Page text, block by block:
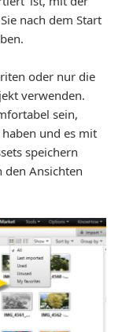
nach dem Start
oder nur die
verwenden.
sein,
und es mit
speichern
den Ansichten